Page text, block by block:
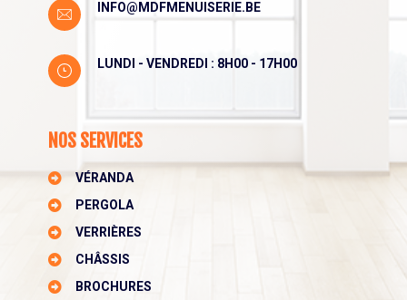
INFO@MDFMENUISERIE.BE
LUNDI - VENDREDI : 8H00 - 17H00
NOS SERVICES
VÉRANDA
PERGOLA
VERRIÈRES
CHÂSSIS
BROCHURES